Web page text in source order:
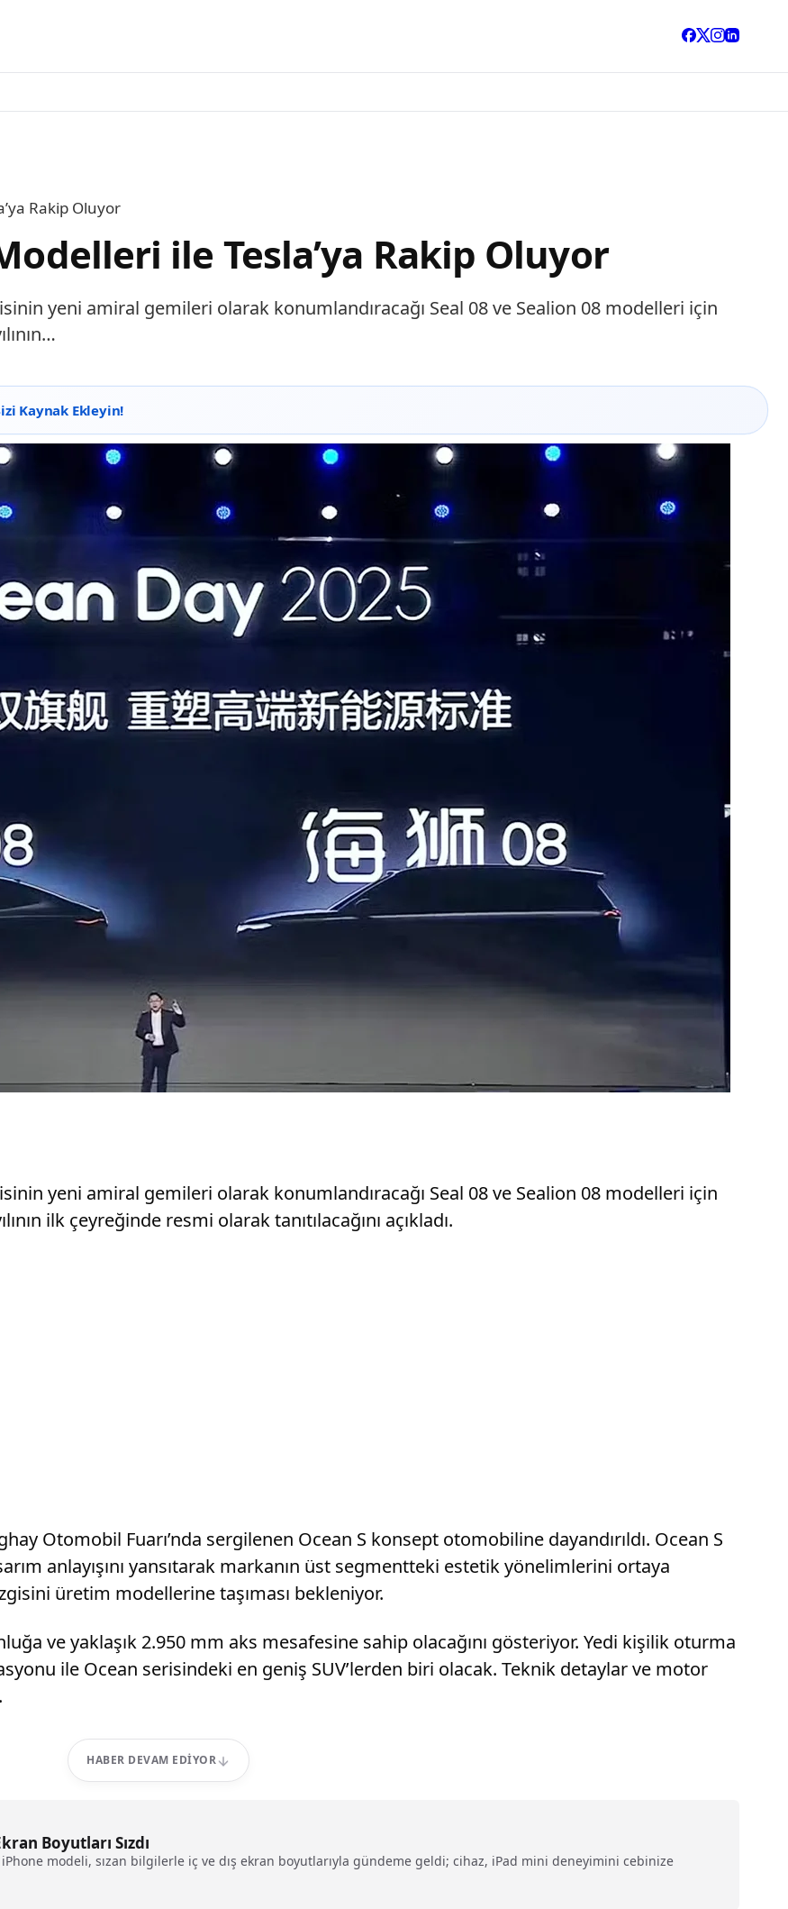
Rakip Oluyor
ile Tesla’ya Rakip Oluyor
yeni amiral gemileri olarak konumlandıracağı Seal 08 ve Sealion 08 modelleri için
Kaynak Ekleyin!
yeni amiral gemileri olarak konumlandıracağı Seal 08 ve Sealion 08 modelleri için
ilk çeyreğinde resmi olarak tanıtılacağını açıkladı.
Otomobil Fuarı’nda sergilenen Ocean S konsept otomobiline dayandırıldı. Ocean S
anlayışını yansıtarak markanın üst segmentteki estetik yönelimlerini ortaya
üretim modellerine taşıması bekleniyor.
ve yaklaşık 2.950 mm aks mesafesine sahip olacağını gösteriyor. Yedi kişilik oturma
ile Ocean serisindeki en geniş SUV’lerden biri olacak. Teknik detaylar ve motor
HABER DEVAM EDIYOR
Boyutları Sızdı
modeli, sızan bilgilerle iç ve dış ekran boyutlarıyla gündeme geldi; cihaz, iPad mini deneyimini cebinize